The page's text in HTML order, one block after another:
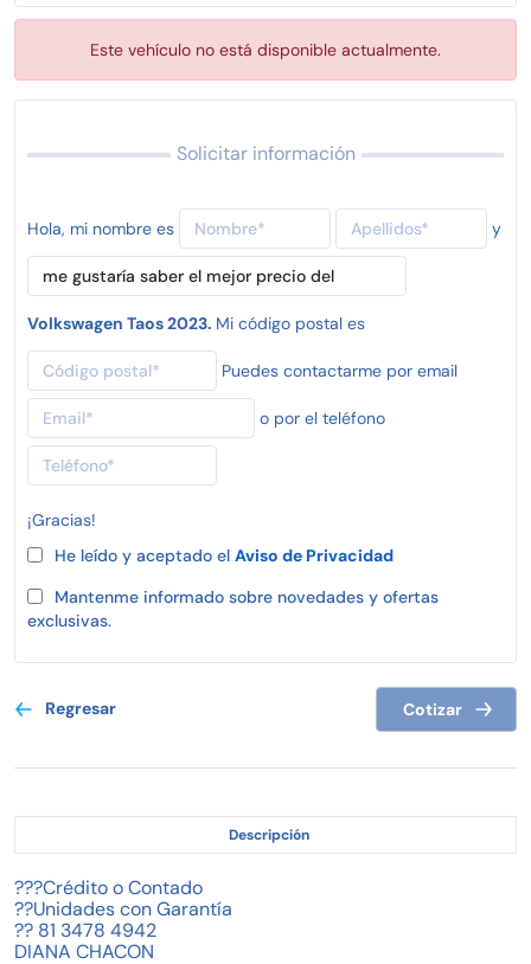
Este vehículo no está disponible actualmente.
Solicitar información
Hola, mi nombre es y
Volkswagen Taos 2023. Mi código postal es
Puedes contactarme por email
o por el teléfono
¡Gracias!
He leído y aceptado el Aviso de Privacidad
Mantenme informado sobre novedades y ofertas
exclusivas.
Regresar Cotizar
Descripción
???Crédito o Contado
??Unidades con Garantía
?? 81 3478 4942
DIANA CHACON